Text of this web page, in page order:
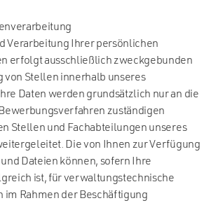
Verarbeitung Ihrer persönlichen
erfolgt ausschließlich zweckgebunden
von Stellen innerhalb unseres
Daten werden grundsätzlich nur an die
zuständigen
Stellen und Fachabteilungen unseres
Die von Ihnen zur Verfügung
Dateien können, sofern Ihre
ist, für verwaltungstechnische
im Rahmen der Beschäftigung